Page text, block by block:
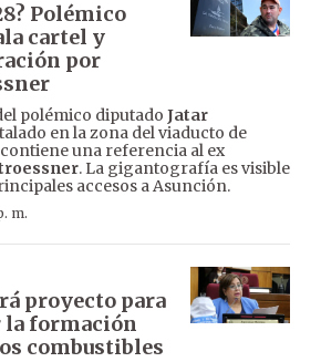
Polémico
cartel y
por
polémico diputado Jatar
en la zona del viaducto de
una referencia al ex
. La gigantografía es visible
accesos a Asunción.
m.
proyecto para
formación
combustibles